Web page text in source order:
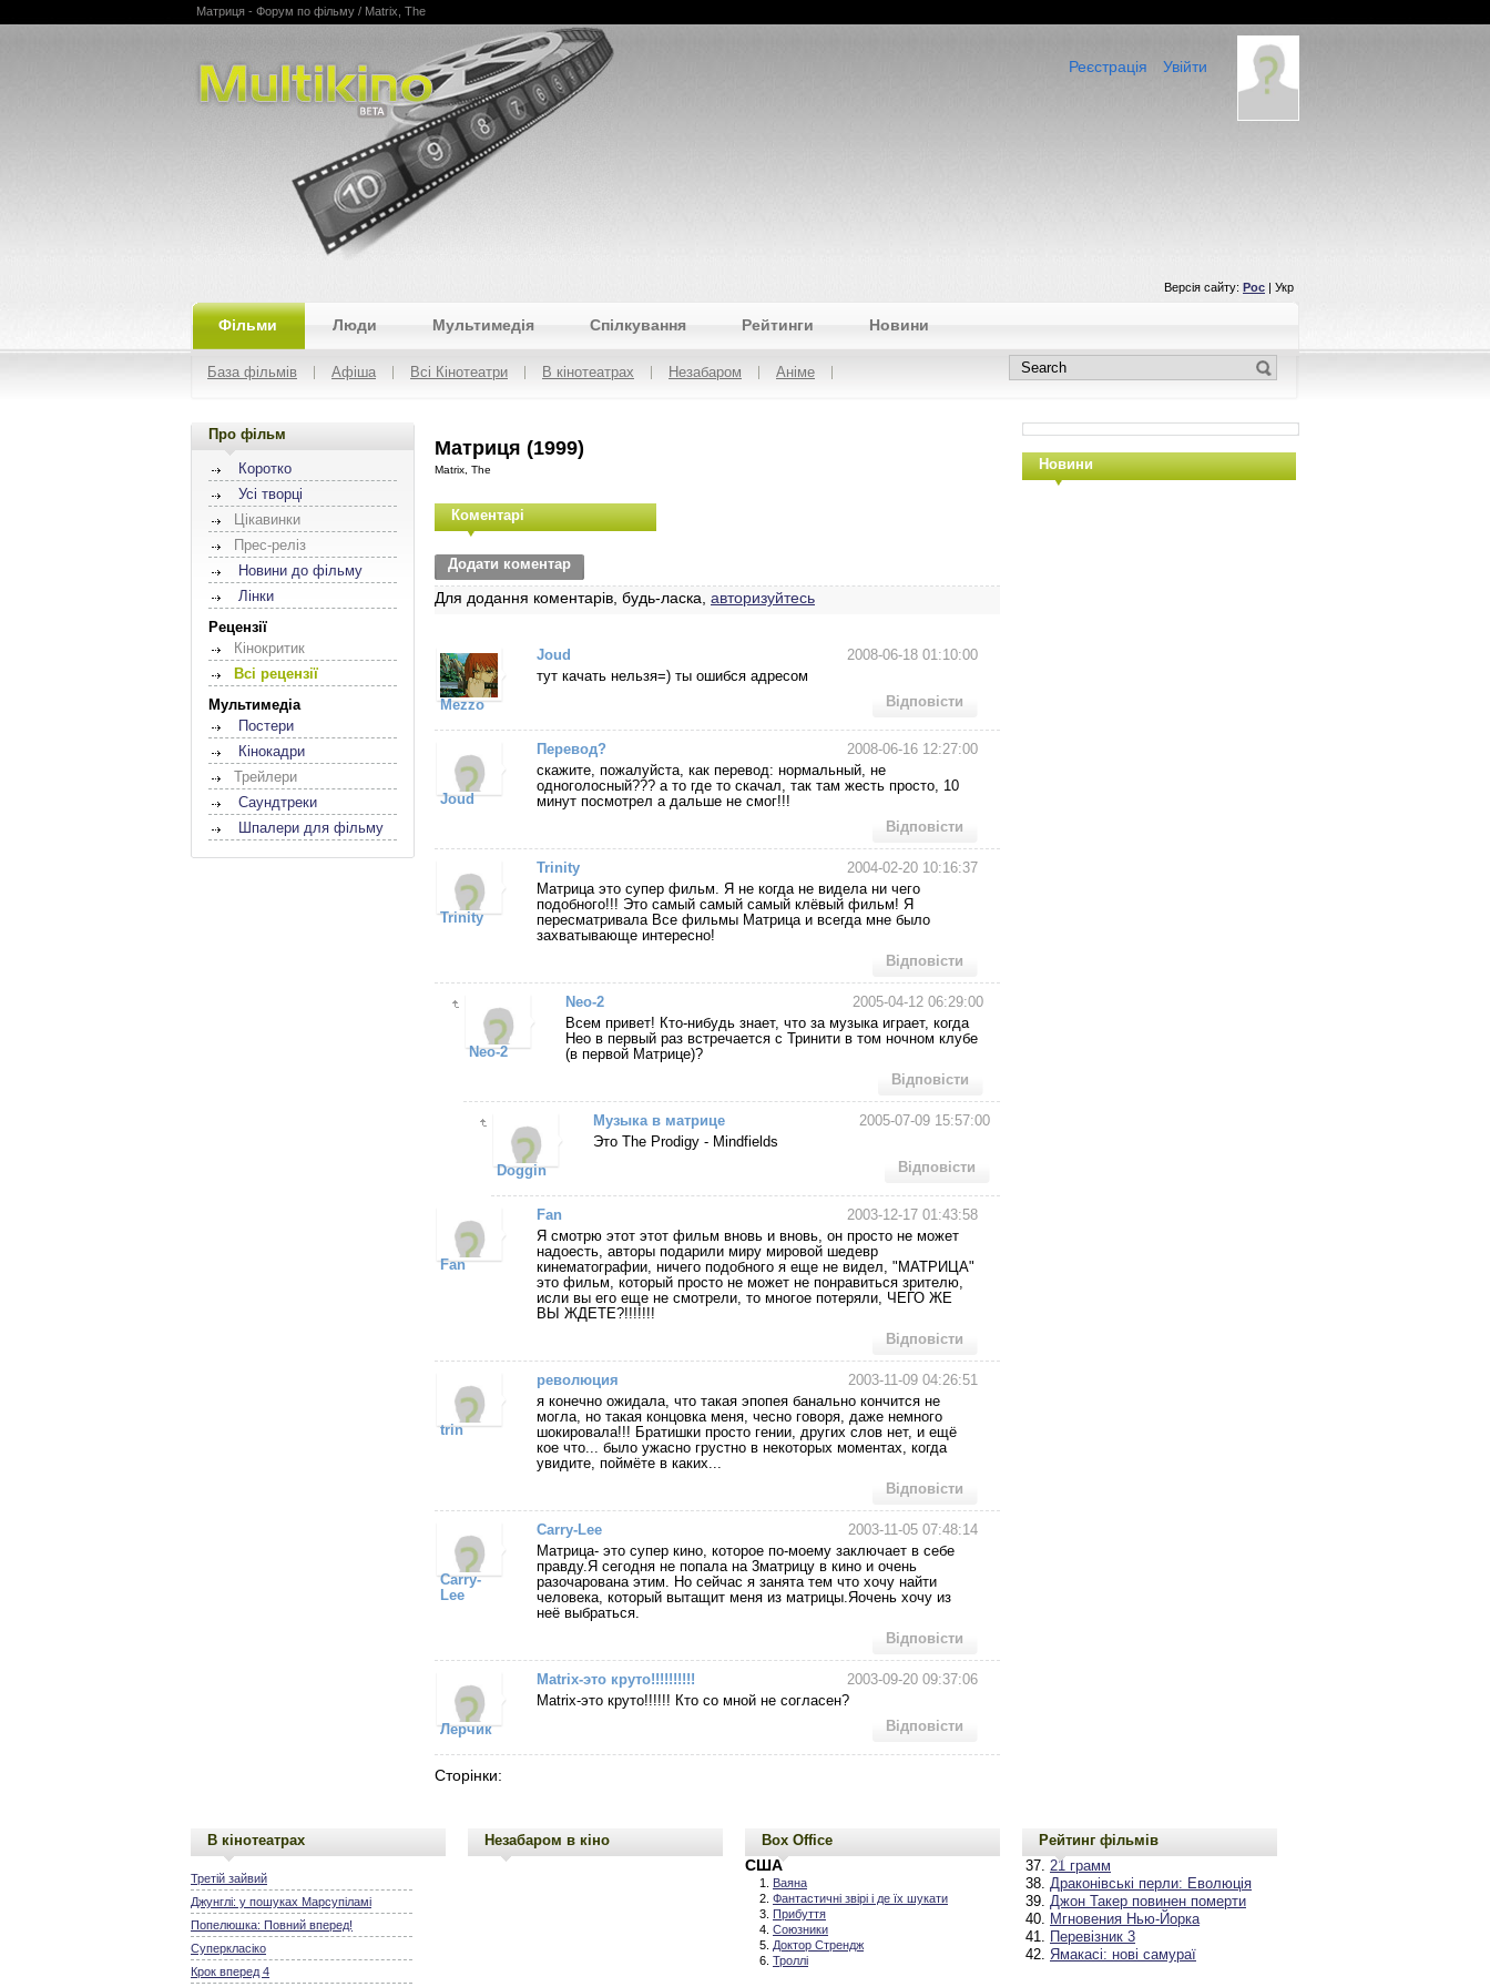
Multikino
Матриця - Форум по фільму / Matrix, The
Увійти
Реєстрація
Версія сайту: Рос | Укр
Фільми Люди Мультимедія Спілкування Рейтинги Новини
База фільмів Афіша Всі Кінотеатри В кінотеатрах Незабаром Аніме
Про фільм
Коротко
Усі творці
Цікавинки
Прес-реліз
Новини до фільму
Лінки
Рецензії
Кінокритик
Всі рецензії
Мультимедіа
Постери
Кінокадри
Трейлери
Саундтреки
Шпалери для фільму
Матриця (1999)
Matrix, The
Коментарі
Додати коментар
Для додання коментарів, будь-ласка, авторизуйтесь
Mezzo
Joud
2008-06-18 01:10:00
тут качать нельзя=) ты ошибся адресом
Відповісти
Joud
Перевод?
2008-06-16 12:27:00
скажите, пожалуйста, как перевод: нормальный, не
одноголосный??? а то где то скачал, так там жесть просто, 10
минут посмотрел а дальше не смог!!!
Відповісти
Trinity
Trinity
2004-02-20 10:16:37
Матрица это супер фильм. Я не когда не видела ни чего
подобного!!! Это самый самый самый клёвый фильм! Я
пересматривала Все фильмы Матрица и всегда мне было
захватывающе интересно!
Відповісти
Neo-2
Neo-2
2005-04-12 06:29:00
Всем привет! Кто-нибудь знает, что за музыка играет, когда
Нео в первый раз встречается с Тринити в том ночном клубе
(в первой Матрице)?
Відповісти
Doggin
Музыка в матрице
2005-07-09 15:57:00
Это The Prodigy - Mindfields
Відповісти
Fan
Fan
2003-12-17 01:43:58
Я смотрю этот этот фильм вновь и вновь, он просто не может
надоесть, авторы подарили миру мировой шедевр
кинематографии, ничего подобного я еще не видел, "МАТРИЦА"
это фильм, который просто не может не понравиться зрителю,
исли вы его еще не смотрели, то многое потеряли, ЧЕГО ЖЕ
ВЫ ЖДЕТЕ?!!!!!!!
Відповісти
trin
революция
2003-11-09 04:26:51
я конечно ожидала, что такая эпопея банально кончится не
могла, но такая концовка меня, чесно говоря, даже немного
шокировала!!! Братишки просто гении, других слов нет, и ещё
кое что... было ужасно грустно в некоторых моментах, когда
увидите, поймёте в каких...
Відповісти
Carry-
Lee
Carry-Lee
2003-11-05 07:48:14
Матрица- это супер кино, которое по-моему заключает в себе
правду.Я сегодня не попала на 3матрицу в кино и очень
разочарована этим. Но сейчас я занята тем что хочу найти
человека, который вытащит меня из матрицы.Яочень хочу из
неё выбраться.
Відповісти
Лерчик
Matrix-это круто!!!!!!!!!!
2003-09-20 09:37:06
Matrix-это круто!!!!!! Кто со мной не согласен?
Відповісти
Сторінки:
Новини
В кінотеатрах
Третій зайвий
Джунглі: у пошуках Марсупіламі
Попелюшка: Повний вперед!
Суперкласіко
Крок вперед 4
Незабаром в кіно Box Office
США
Ваяна
Фантастичні звірі і де їх шукати
Прибуття
Союзники
Доктор Стрендж
Троллі
Рейтинг фільмів
21 грамм
Драконівські перли: Еволюція
Джон Такер повинен померти
Мгновения Нью-Йорка
Перевізник 3
Ямакасі: нові самураї